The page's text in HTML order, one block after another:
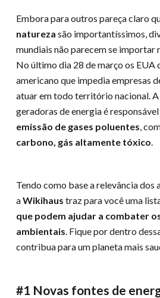
Embora para outros pareça claro
natureza são importantíssimos,
mundiais não parecem se importar
No último dia 28 de março os
americano que impedia empresas
atuar em todo território nacional.
geradoras de energia é
emissão de gases poluentes,
carbono, gás altamente tóxico.
Tendo como base a relevância dos
aWikihaus traz para você uma
que podem ajudar a combater
ambientais. Fique por dentro
contribua para um planeta mais
#1 Novas fontes de